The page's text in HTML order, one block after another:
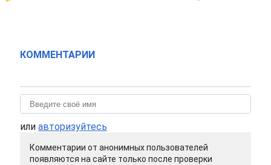
КОММЕНТАРИИ
или авторизуйтесь
Комментарии от анонимных пользователей
появляются на сайте только после проверки